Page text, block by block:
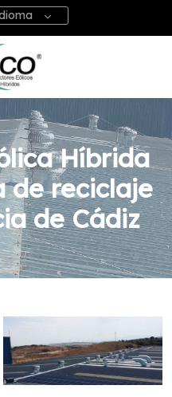
Híbrida
de reciclaje
de Cádiz